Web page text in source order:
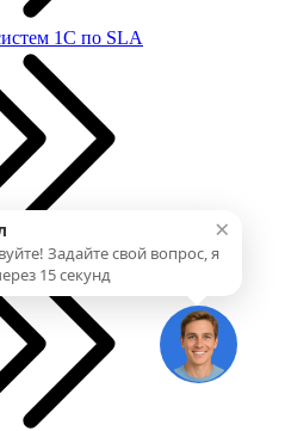
1С по SLA
×
Задайте свой вопрос, я
15 секунд